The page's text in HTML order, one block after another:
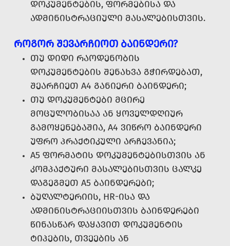
ᲓᲝᲙᲣᲛᲔᲜᲢᲔᲑᲘᲡ, ᲤᲝᲠᲛᲔᲑᲘᲡᲐ ᲓᲐ
ᲐᲓᲛᲘᲜᲘᲡᲢᲠᲐᲪᲘᲣᲚᲘ ᲛᲐᲡᲐᲚᲔᲑᲘᲡᲗᲕᲘᲡ.
ᲠᲝᲒᲝᲠ ᲨᲔᲕᲐᲠᲩᲘᲝᲗ ᲑᲐᲘᲜᲓᲔᲠᲘ?
ᲗᲣ ᲓᲘᲓᲘ ᲠᲐᲝᲓᲔᲜᲝᲑᲘᲡ
ᲓᲝᲙᲣᲛᲔᲜᲢᲔᲑᲘᲡ ᲨᲔᲜᲐᲮᲕᲐ ᲒᲭᲘᲠᲓᲔᲑᲐᲗ,
ᲨᲔᲐᲠᲩᲘᲔᲗ A4 ᲒᲐᲜᲘᲔᲠᲘ ᲑᲐᲘᲜᲓᲔᲠᲘ;
ᲗᲣ ᲓᲝᲙᲣᲛᲔᲜᲢᲔᲑᲘ ᲛᲪᲘᲠᲔ
ᲛᲝᲪᲣᲚᲝᲑᲘᲡᲐᲐ ᲐᲜ ᲧᲝᲕᲔᲚᲓᲦᲘᲣᲠ
ᲒᲐᲛᲝᲧᲔᲜᲔᲑᲐᲨᲘᲐ, A4 ᲕᲘᲬᲠᲝ ᲑᲐᲘᲜᲓᲔᲠᲘ
ᲣᲤᲠᲝ ᲞᲠᲐᲥᲢᲘᲙᲣᲚᲘ ᲐᲠᲩᲔᲕᲐᲜᲘᲐ;
A5 ᲤᲝᲠᲛᲐᲢᲘᲡ ᲓᲝᲙᲣᲛᲔᲜᲢᲔᲑᲘᲡᲗᲕᲘᲡ ᲐᲜ
ᲙᲝᲛᲞᲐᲥᲢᲣᲠᲘ ᲛᲐᲡᲐᲚᲔᲑᲘᲡᲗᲕᲘᲡ ᲪᲐᲚᲙᲔ
ᲓᲐᲒᲔᲒᲛᲔᲗ A5 ᲑᲐᲘᲜᲓᲔᲠᲔᲑᲘ;
ᲑᲣᲦᲐᲚᲢᲔᲠᲘᲘᲡ, HR-ᲘᲡᲐ ᲓᲐ
ᲐᲓᲛᲘᲜᲘᲡᲢᲠᲐᲪᲘᲘᲡᲗᲕᲘᲡ ᲑᲐᲘᲜᲓᲔᲠᲔᲑᲘ
ᲬᲘᲜᲐᲡᲬᲐᲠ ᲓᲐᲧᲐᲕᲘᲗ ᲓᲝᲙᲣᲛᲔᲜᲢᲘᲡ
ᲢᲘᲞᲔᲑᲘᲡ, ᲗᲕᲔᲔᲑᲘᲡ ᲐᲜ